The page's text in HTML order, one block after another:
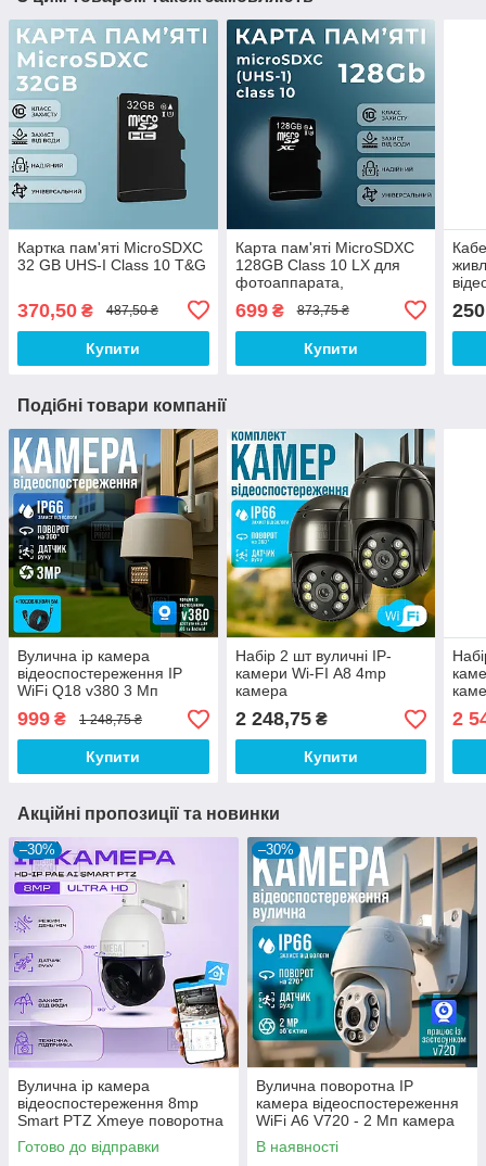
Картка пам'яті MicroSDXC
32 GB UHS-I Class 10 T&G
370,50 ₴ 487,50 ₴
Купити
Карта пам'яті MicroSDXC
128GB Class 10 LX для
фотоаппарата,
699₴ 873,75 ₴
Купити
250
Подібні товари компанії
Вулична ip камера
відеоспостереження IP
WiFi Q18 v380 3 Мп
поворотна з віддаленим
доступом з передачею на
телефон
999 ₴ 1 248,75 ₴
Купити
Набір 2 шт вуличні IP-
камери Wi-FI А8 4mp
камера
відеоспостереження
iCSee камера вайфай
зовнішнього
спостереження для дому -
Чорна
2 248,75₴
Купити
2
Акційні пропозиції та новинки
–30%
Вулична ip камера
відеоспостереження 8mp
Smart PTZ Xmeye поворотна
з віддаленим доступом з
передачею на телефон
Готово до відправки
–30%
Вулична поворотна IP
камера відеоспостереження
WiFi А6 V720 - 2 Мп камера
вайфай зовнішнього
спостереження для будинку
В наявності